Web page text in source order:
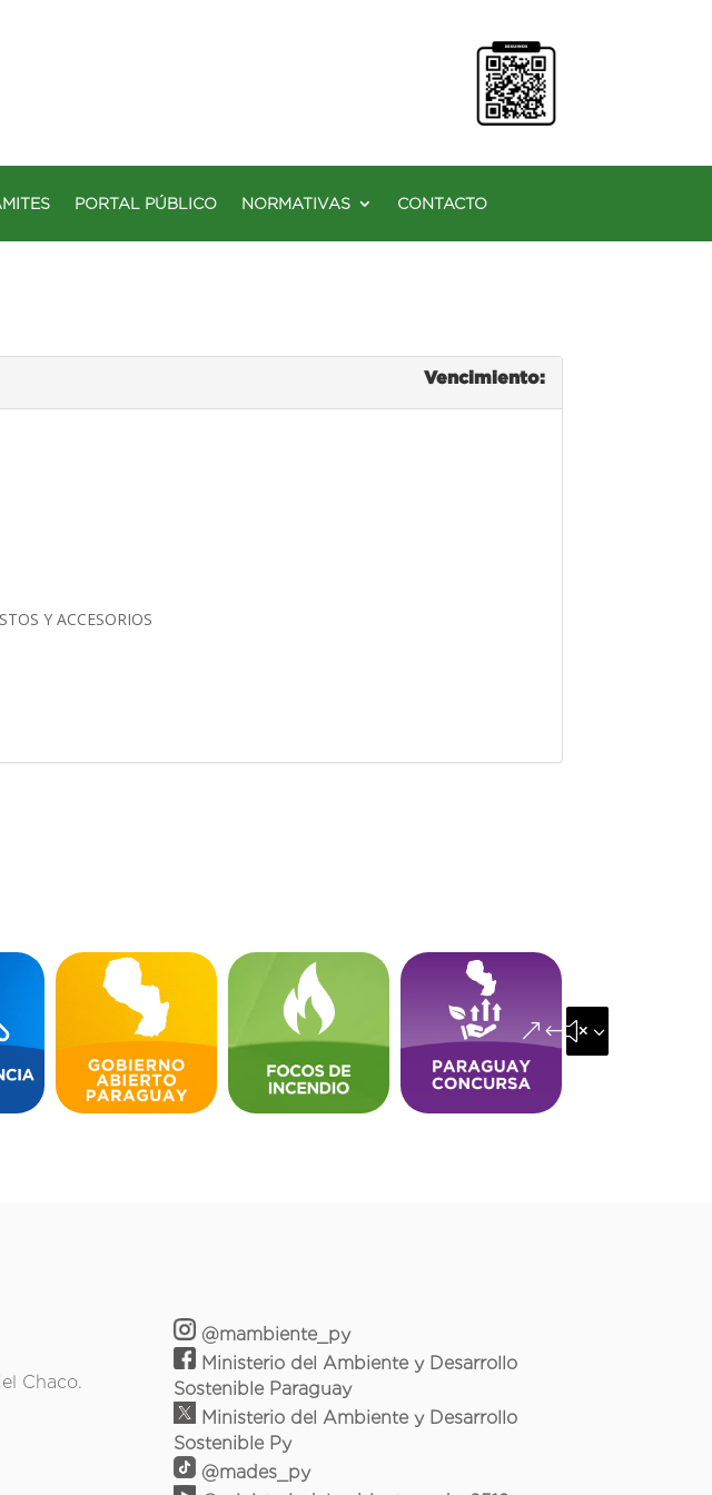
PORTAL PÚBLICO NORMATIVAS CONTACTO
Vencimiento:
Y ACCESORIOS
&#x35;
Chaco.
@mambiente_py
Ministerio del Ambiente y Desarrollo
Sostenible Paraguay
Ministerio del Ambiente y Desarrollo
Sostenible Py
@mades_py